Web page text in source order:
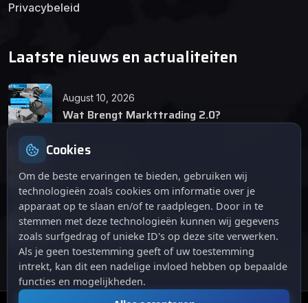
Privacybeleid
Laatste nieuws en actualiteiten
August 10, 2026
Wat Brengt Markttrading 2.0?
Tips en Tricks
April 12, 2026
De opkomst van Markttrading 2.0: Een
revolutie in online handelen.
Cookies
Om de beste ervaringen te bieden, gebruiken wij
technologieën zoals cookies om informatie over je
apparaat op te slaan en/of te raadplegen. Door in te
stemmen met deze technologieën kunnen wij gegevens
zoals surfgedrag of unieke ID's op deze site verwerken.
Als je geen toestemming geeft of uw toestemming
intrekt, kan dit een nadelige invloed hebben op bepaalde
functies en mogelijkheden.